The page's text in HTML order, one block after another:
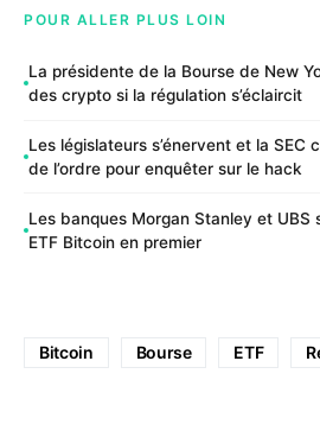
POUR ALLER PLUS LOIN
La présidente de la Bourse de New
des crypto si la régulation s’éclaircit
Les législateurs s’énervent et la SEC
de l’ordre pour enquêter sur le hack
Les banques Morgan Stanley et UBS
ETF Bitcoin en premier
Bitcoin Bourse ETF